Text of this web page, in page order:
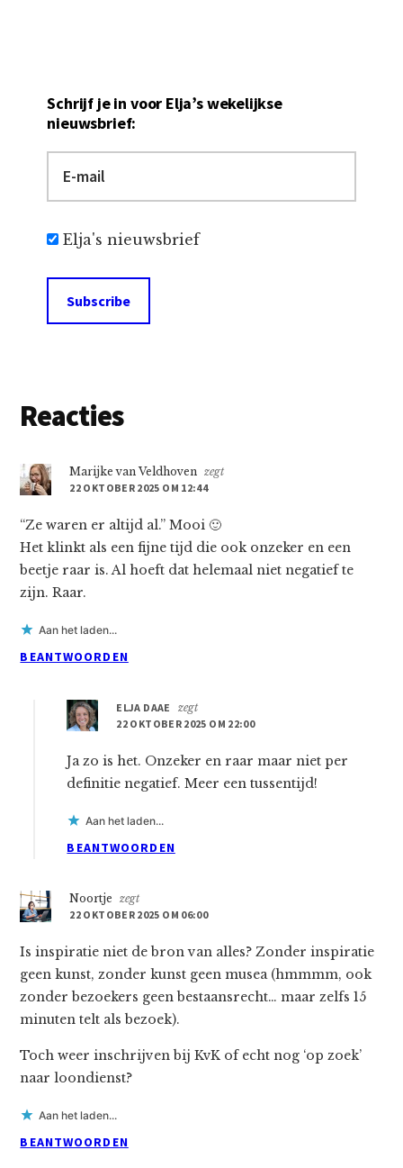
Schrijf je in voor Elja’s wekelijkse
nieuwsbrief:
Elja's nieuwsbrief
Lees
Reacties
Marijke van Veldhoven zegt
22 OKTOBER 2025 OM 12:44
“Ze waren er altijd al.” Mooi 🙂
Het klinkt als een fijne tijd die ook onzeker en een
beetje raar is. Al hoeft dat helemaal niet negatief te
zijn. Raar.
Aan het laden...
BEANTWOORDEN
ELJA DAAE
zegt
22 OKTOBER 2025 OM 22:00
Ja zo is het. Onzeker en raar maar niet per
definitie negatief. Meer een tussentijd!
Aan het laden...
BEANTWOORDEN
Noortje
zegt
22 OKTOBER 2025 OM 06:00
Is inspiratie niet de bron van alles? Zonder inspiratie
geen kunst, zonder kunst geen musea (hmmmm, ook
zonder bezoekers geen bestaansrecht… maar zelfs 15
minuten telt als bezoek).
Toch weer inschrijven bij KvK of echt nog ‘op zoek’
naar loondienst?
Aan het laden...
BEANTWOORDEN